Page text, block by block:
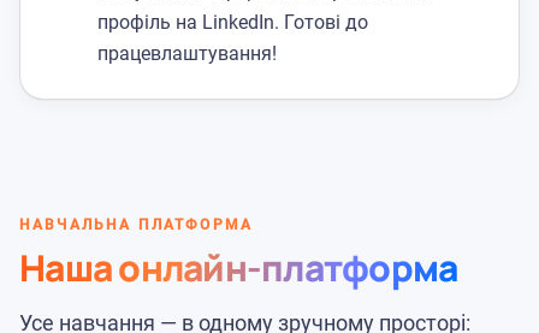
профіль на LinkedIn. Готові до
працевлаштування!
НАВЧАЛЬНА ПЛАТФОРМА
Наша онлайн-платформа
Усе навчання — в одному зручному просторі: